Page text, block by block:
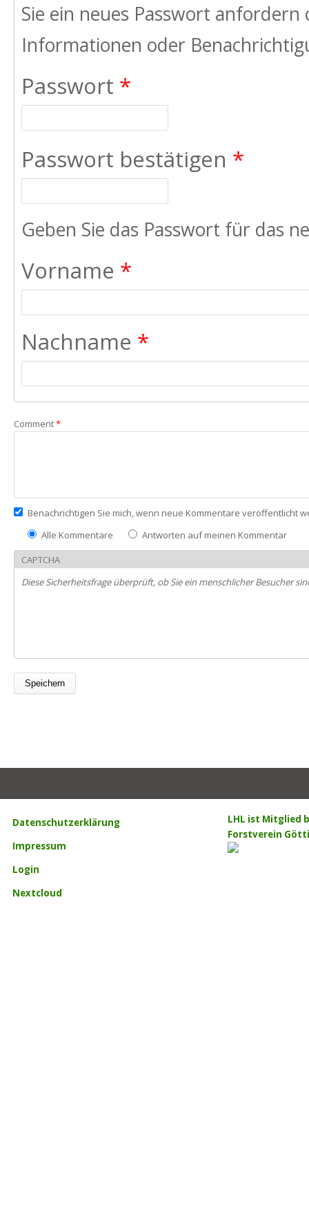
Sie ein neues Passwort
Informationen oder
Passwort *
Passwort bestätigen *
Geben Sie das Passwort für das
Vorname *
Nachname *
Comment*
Benachrichtigen Sie mich, wenn neue Kommentare veröffentlicht
Alle Kommentare
Antworten auf meinen Kommentar
CAPTCHA
Diese Sicherheitsfrage überprüft, ob Sie ein menschlicher Besucher
Datenschutzerklärung
Impressum
Login
Nextcloud
LHL ist Mitglied
Forstverein